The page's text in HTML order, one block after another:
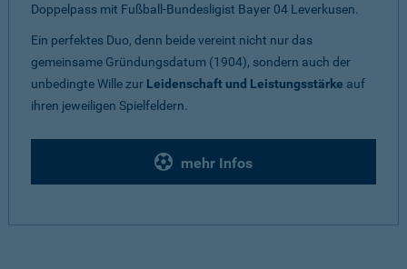
Doppelpass mit Fußball-Bundesligist Bayer 04 Leverkusen.
Ein perfektes Duo, denn beide vereint nicht nur das
gemeinsame Gründungsdatum (1904), sondern auch der
unbedingte Wille zur Leidenschaft und Leistungsstärke auf
ihren jeweiligen Spielfeldern.
mehr Infos